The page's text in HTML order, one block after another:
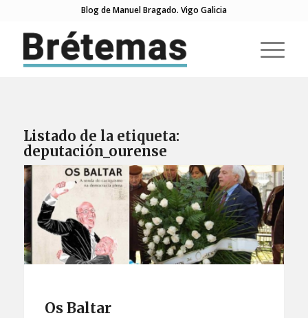
Blog de Manuel Bragado. Vigo Galicia
Listado de la etiqueta:
deputación_ourense
Os Baltar